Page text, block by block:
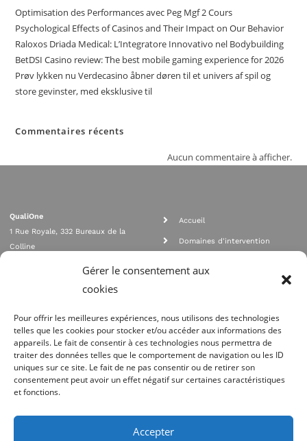
Gérer le consentement aux
cookies
Pour offrir les meilleures expériences, nous utilisons des technologies
telles que les cookies pour stocker et/ou accéder aux informations des
appareils. Le fait de consentir à ces technologies nous permettra de
traiter des données telles que le comportement de navigation ou les ID
uniques sur ce site. Le fait de ne pas consentir ou de retirer son
consentement peut avoir un effet négatif sur certaines caractéristiques
et fonctions.
Accepter
Optimisation des Performances avec Peg Mgf 2 Cours
Psychological Effects of Casinos and Their Impact on Our Behavior
Raloxos Driada Medical: L’Integratore Innovativo nel Bodybuilding
BetDSI Casino review: The best mobile gaming experience for 2026
Prøv lykken nu Verdecasino åbner døren til et univers af spil og
store gevinster, med eksklusive til
Commentaires récents
Aucun commentaire à afficher.
QualiOne
1 Rue Royale, 332 Bureaux de la
Colline
contact@qualione.com
Accueil
Domaines d'intervention
Agrément Orias n°08 040 890, conformité PCI_DSS, respect directives ACP